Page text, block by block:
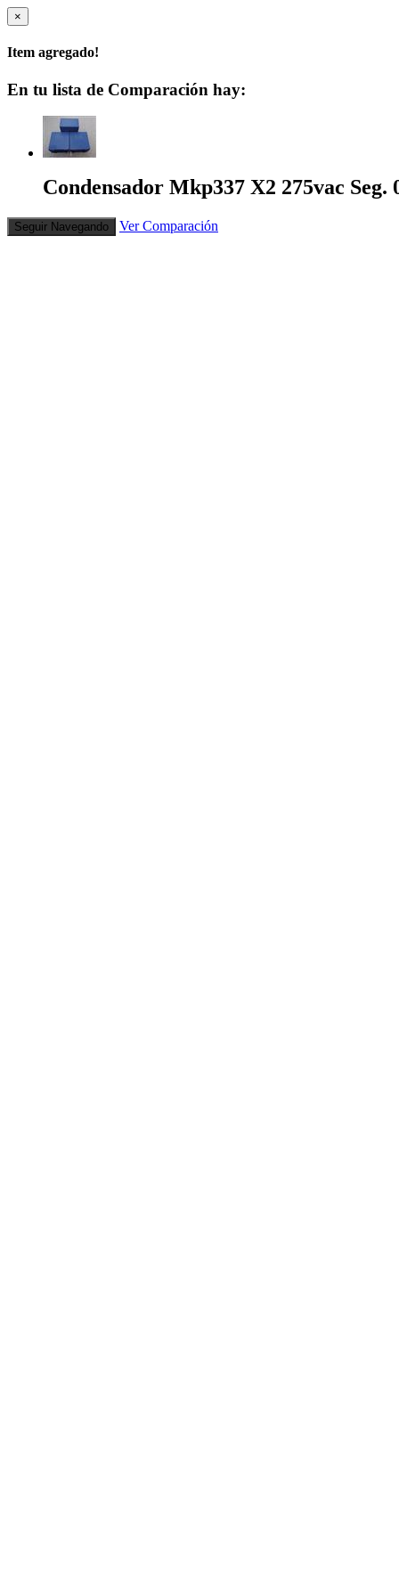
×
Item agregado!
En tu lista de Comparación hay:
Condensador Mkp337 X2 275vac Seg.
Seguir Navegando Ver Comparación